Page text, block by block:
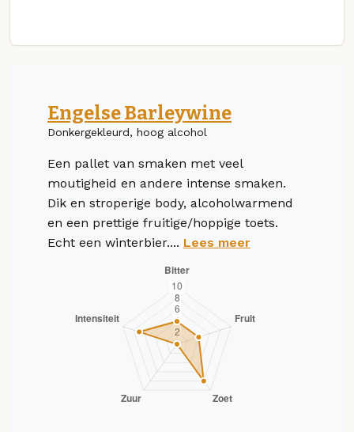
Engelse Barleywine
Donkergekleurd, hoog alcohol
Een pallet van smaken met veel
moutigheid en andere intense smaken.
Dik en stroperige body, alcoholwarmend
en een prettige fruitige/hoppige toets.
Echt een winterbier.... Lees meer